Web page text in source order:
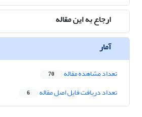
ارجاع به این مقاله
آمار
تعداد مشاهده مقاله 70
تعداد دریافت فایل اصل مقاله 6